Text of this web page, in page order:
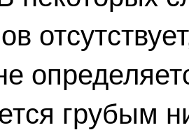
грубым